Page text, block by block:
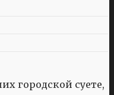
городской суете,